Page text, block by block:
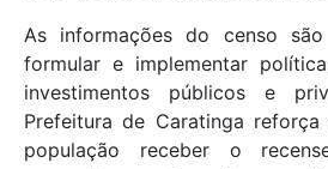
As informações do censo são
formular e implementar
investimentos públicos e
Prefeitura de Caratinga
população receber o